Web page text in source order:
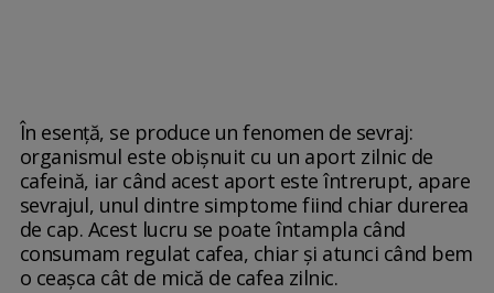
În esență, se produce un fenomen de sevraj:
organismul este obișnuit cu un aport zilnic de
cafeină, iar când acest aport este întrerupt, apare
sevrajul, unul dintre simptome fiind chiar durerea
de cap. Acest lucru se poate întampla când
consumam regulat cafea, chiar și atunci când bem
o ceașca cât de mică de cafea zilnic.